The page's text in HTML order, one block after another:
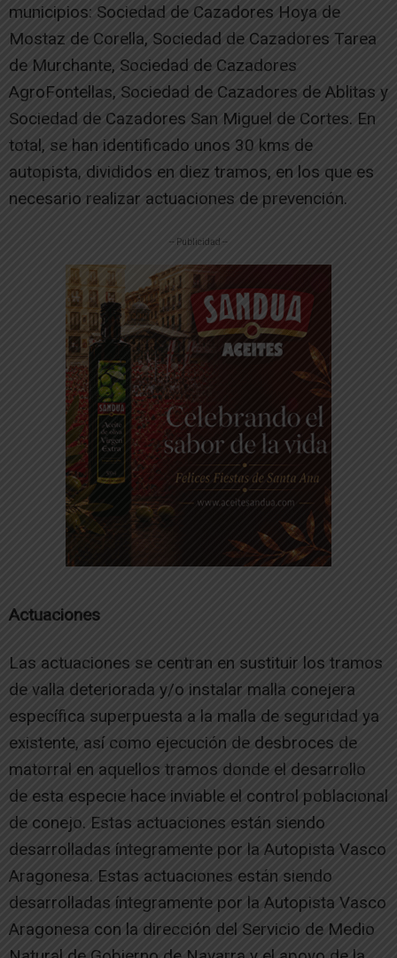
municipios: Sociedad de Cazadores Hoya de
Mostaz de Corella, Sociedad de Cazadores Tarea
de Murchante, Sociedad de Cazadores
AgroFontellas, Sociedad de Cazadores de Ablitas y
Sociedad de Cazadores San Miguel de Cortes. En
total, se han identificado unos 30 kms de
autopista, divididos en diez tramos, en los que es
necesario realizar actuaciones de prevención.
-- Publicidad --
Actuaciones
Las actuaciones se centran en sustituir los tramos
de valla deteriorada y/o instalar malla conejera
específica superpuesta a la malla de seguridad ya
existente, así como ejecución de desbroces de
matorral en aquellos tramos donde el desarrollo
de esta especie hace inviable el control poblacional
de conejo. Estas actuaciones están siendo
desarrolladas íntegramente por la Autopista Vasco
Aragonesa. Estas actuaciones están siendo
desarrolladas íntegramente por la Autopista Vasco
Aragonesa con la dirección del Servicio de Medio